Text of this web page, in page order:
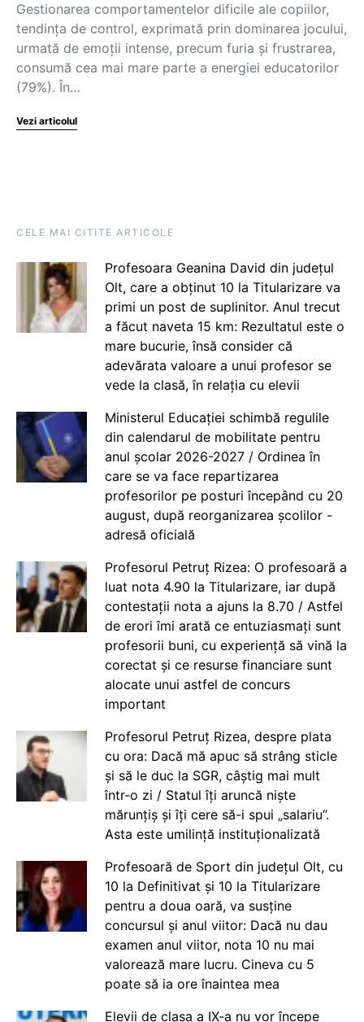
Gestionarea comportamentelor dificile ale copiilor,
tendința de control, exprimată prin dominarea jocului,
urmată de emoții intense, precum furia și frustrarea,
consumă cea mai mare parte a energiei educatorilor
(79%). În…
Vezi articolul
CELE MAI CITITE ARTICOLE
Profesoara Geanina David din județul
Olt, care a obținut 10 la Titularizare va
primi un post de suplinitor. Anul trecut
a făcut naveta 15 km: Rezultatul este o
mare bucurie, însă consider că
adevărata valoare a unui profesor se
vede la clasă, în relația cu elevii
Ministerul Educației schimbă regulile
din calendarul de mobilitate pentru
anul școlar 2026-2027 / Ordinea în
care se va face repartizarea
profesorilor pe posturi începând cu 20
august, după reorganizarea școlilor -
adresă oficială
Profesorul Petruț Rizea: O profesoară a
luat nota 4.90 la Titularizare, iar după
contestații nota a ajuns la 8.70 / Astfel
de erori îmi arată ce entuziasmați sunt
profesorii buni, cu experiență să vină la
corectat și ce resurse financiare sunt
alocate unui astfel de concurs
important
Profesorul Petruț Rizea, despre plata
cu ora: Dacă mă apuc să strâng sticle
și să le duc la SGR, câștig mai mult
într-o zi / Statul îți aruncă niște
mărunțiș și îți cere să-i spui „salariu”.
Asta este umilință instituționalizată
Profesoară de Sport din județul Olt, cu
10 la Definitivat și 10 la Titularizare
pentru a doua oară, va susține
concursul și anul viitor: Dacă nu dau
examen anul viitor, nota 10 nu mai
valorează mare lucru. Cineva cu 5
poate să ia ore înaintea mea
Elevii de clasa a IX-a nu vor începe